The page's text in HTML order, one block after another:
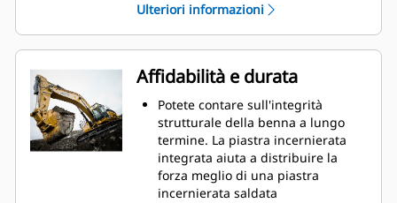
benna. Il gioco del tallone
aggiunto assicura che il fondo
della benna non si trascini,
riducendo i costi della
manutenzione.
I consumi di carburante si
innalzano sensibilmente durante
le operazioni di scavo. Le benne
Cat sono progettate per tagliare il
materiale in modo veloce e
migliorare il rendimento operativo
Ulteriori informazioni
Affidabilità e durata
Potete contare sull'integrità
strutturale della benna a lungo
termine. La piastra incernierata
integrata aiuta a distribuire la
forza meglio di una piastra
incernierata saldata